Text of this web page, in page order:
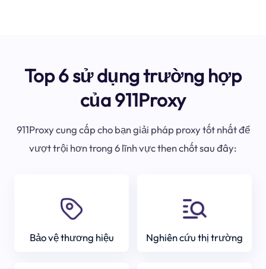
Top 6 sử dụng trường hợp
của 911Proxy
911Proxy cung cấp cho bạn giải pháp proxy tốt nhất để
vượt trội hơn trong 6 lĩnh vực then chốt sau đây:
Bảo vệ thương hiệu Nghiên cứu thị trường